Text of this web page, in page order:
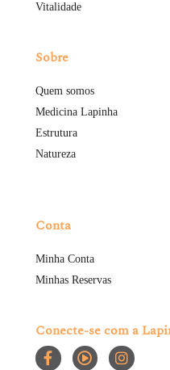
Vitalidade
Sobre
Quem somos
Medicina Lapinha
Estrutura
Natureza
Conta
Minha Conta
Minhas Reservas
Conecte-se com a